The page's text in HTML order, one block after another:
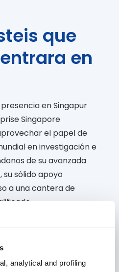
analytical and profiling
que
en
en Singapur
Singapore
el papel de
en investigación e
de su avanzada
sólido apoyo
a una cantera de
con un ecosistema
con amplias